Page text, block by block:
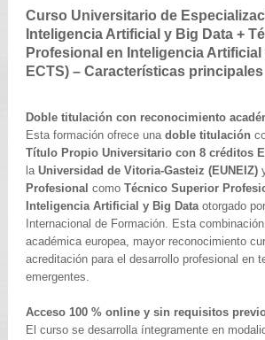
Curso Universitario de
Inteligencia Artificial y Big Data +
Profesional en Inteligencia Artificial
ECTS) – Características principales
Doble titulación con reconocimiento
Esta formación ofrece una doble titulación
Título Propio Universitario con 8 créditos
la Universidad de Vitoria-Gasteiz (EUNEIZ)
Profesional como Técnico Superior
Inteligencia Artificial y Big Dataotorgado
Internacional de Formación. Esta
académica europea, mayor reconocimiento
acreditación para el desarrollo profesional en
emergentes.
Acceso 100 % online y sin requisitos
El curso se desarrolla íntegramente en